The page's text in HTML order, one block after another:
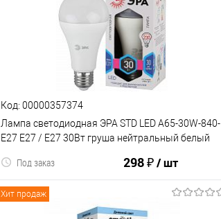
Код: 00000357374
Лампа светодиодная ЭРА STD LED A65-30W-840-
E27 E27 / Е27 30Вт груша нейтральный белый
298 ₽/ шт
Под заказ
Хит продаж